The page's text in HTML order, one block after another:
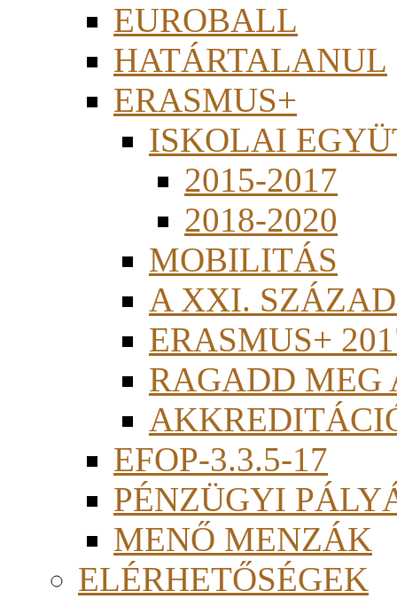
EUROBALL
HATÁRTALANUL
ERASMUS+
ISKOLAI
2015-2017
2018-2020
MOBILITÁS
A XXI.
ERASMUS+
RAGADD MEG
EFOP-3.3.5-17
PÉNZÜGYI
MENŐ MENZÁK
ELÉRHETŐSÉGEK